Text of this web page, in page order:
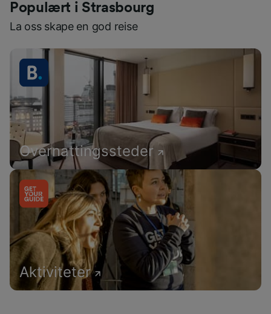
Populært i Strasbourg
La oss skape en god reise
Overnattingssteder
Aktiviteter